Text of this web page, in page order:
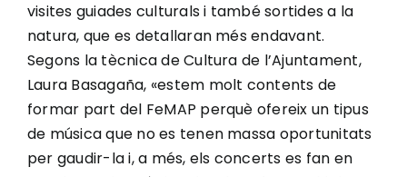
visites guiades culturals i també sortides a la
natura, que es detallaran més endavant.
Segons la tècnica de Cultura de l’Ajuntament,
Laura Basagaña, «estem molt contents de
formar part del FeMAP perquè ofereix un tipus
de música que no es tenen massa oportunitats
per gaudir-la i, a més, els concerts es fan en